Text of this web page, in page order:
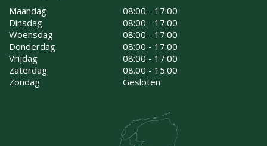
Maandag
08:00 - 17:00
Dinsdag
08:00 - 17:00
Woensdag
08:00 - 17:00
Donderdag
08:00 - 17:00
Vrijdag
08:00 - 17:00
Zaterdag
08.00 - 15.00
Zondag
Gesloten